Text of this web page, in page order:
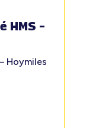
HMS –
Hoymiles